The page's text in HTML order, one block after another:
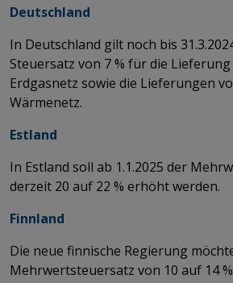
Deutschland
In Deutschland gilt noch bis
Steuersatz von 7 % für die
Erdgasnetz sowie die Lieferungen
Wärmenetz.
Estland
In Estland soll ab 1.1.2025 der
derzeit 20 auf 22 % erhöht werden.
Finnland
Die neue finnische Regierung
Mehrwertsteuersatz von 10 auf 14